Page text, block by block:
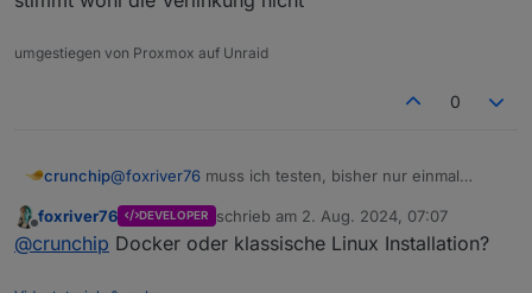
umgestiegen von Proxmox auf Unraid
0
crunchip@foxriver76 muss ich testen, bisher nur einmal
@foxriver76habe es soeben nochmal probiert, lief
allerdings auf den gleichen Fehler hinaus
Offline
foxriver76 DEVELOPER schrieb am 2. Aug. 2024, 07:07
zuletzt editiert von
@crunchip Docker oder klassische Linux Installation?